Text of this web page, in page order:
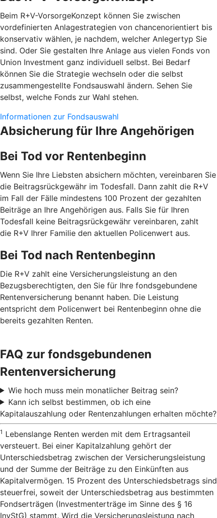
Beim R+V-VorsorgeKonzept können Sie zwischen
vordefinierten Anlagestrategien von chancenorientiert bis
konservativ wählen, je nachdem, welcher Anlegertyp Sie
sind. Oder Sie gestalten Ihre Anlage aus vielen Fonds von
Union Investment ganz individuell selbst. Bei Bedarf
können Sie die Strategie wechseln oder die selbst
zusammengestellte Fondsauswahl ändern. Sehen Sie
selbst, welche Fonds zur Wahl stehen.
Informationen zur Fondsauswahl
Absicherung für Ihre Angehörigen
Bei Tod vor Rentenbeginn
Wenn Sie Ihre Liebsten absichern möchten, vereinbaren Sie
die Beitragsrückgewähr im Todesfall. Dann zahlt die R+V
im Fall der Fälle mindestens 100 Prozent der gezahlten
Beiträge an Ihre Angehörigen aus. Falls Sie für Ihren
Todesfall keine Beitragsrückgewähr vereinbaren, zahlt
die R+V Ihrer Familie den aktuellen Policenwert aus.
Bei Tod nach Rentenbeginn
Die R+V zahlt eine Versicherungsleistung an den
Bezugsberechtigten, den Sie für Ihre fondsgebundene
Rentenversicherung benannt haben. Die Leistung
entspricht dem Policenwert bei Rentenbeginn ohne die
bereits gezahlten Renten.
FAQ zur fondsgebundenen
Rentenversicherung
Wie hoch muss mein monatlicher Beitrag sein?
Kann ich selbst bestimmen, ob ich eine
Kapitalauszahlung oder Rentenzahlungen erhalten möchte?
1 Lebenslange Renten werden mit dem Ertragsanteil
versteuert. Bei einer Kapitalzahlung gehört der
Unterschiedsbetrag zwischen der Versicherungsleistung
und der Summe der Beiträge zu den Einkünften aus
Kapitalvermögen. 15 Prozent des Unterschiedsbetrags sind
steuerfrei, soweit der Unterschiedsbetrag aus bestimmten
Fondserträgen (Investmenterträge im Sinne des § 16
InvStG) stammt. Wird die Versicherungsleistung nach